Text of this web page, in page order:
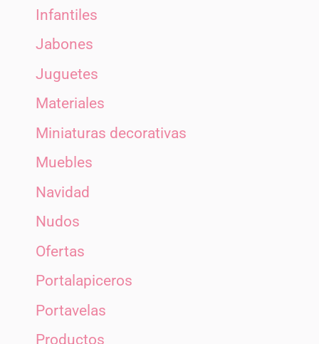
Infantiles
Jabones
Juguetes
Materiales
Miniaturas decorativas
Muebles
Navidad
Nudos
Ofertas
Portalapiceros
Portavelas
Productos